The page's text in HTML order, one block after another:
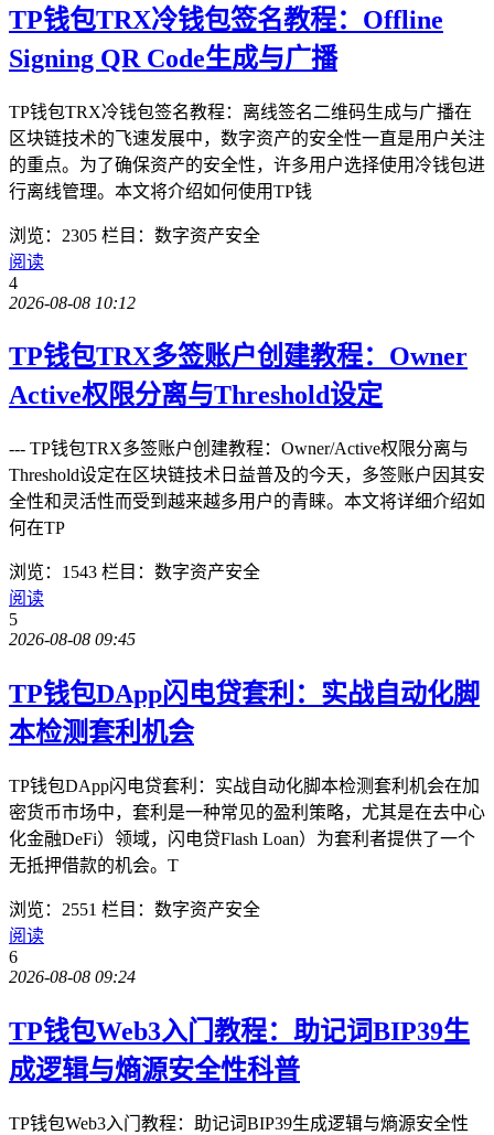
TP钱包TRX冷钱包签名教程：Offline
Signing QR Code生成与广播
TP钱包TRX冷钱包签名教程：离线签名二维码生成与广播在
区块链技术的飞速发展中，数字资产的安全性一直是用户关注
的重点。为了确保资产的安全性，许多用户选择使用冷钱包进
行离线管理。本文将介绍如何使用TP钱
浏览：2305 栏目：数字资产安全
阅读
4
2026-08-08 10:12
TP钱包TRX多签账户创建教程：Owner
Active权限分离与Threshold设定
--- TP钱包TRX多签账户创建教程：Owner/Active权限分离与
Threshold设定在区块链技术日益普及的今天，多签账户因其安
全性和灵活性而受到越来越多用户的青睐。本文将详细介绍如
何在TP
浏览：1543 栏目：数字资产安全
阅读
5
2026-08-08 09:45
TP钱包DApp闪电贷套利：实战自动化脚
本检测套利机会
TP钱包DApp闪电贷套利：实战自动化脚本检测套利机会在加
密货币市场中，套利是一种常见的盈利策略，尤其是在去中心
化金融DeFi）领域，闪电贷Flash Loan）为套利者提供了一个
无抵押借款的机会。T
浏览：2551 栏目：数字资产安全
阅读
6
2026-08-08 09:24
TP钱包Web3入门教程：助记词BIP39生
成逻辑与熵源安全性科普
TP钱包Web3入门教程：助记词BIP39生成逻辑与熵源安全性